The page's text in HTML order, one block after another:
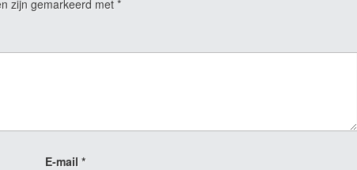
zijn gemarkeerd met *
E-mail *